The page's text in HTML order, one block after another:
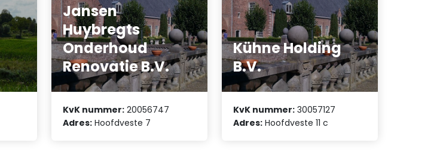
Jansen
Huybregts
Onderhoud
Renovatie B.V.
KvK nummer: 20056747
Adres: Hoofdveste 7
Kühne Holding
B.V.
KvK nummer: 30057127
Adres: Hoofdveste 11 c